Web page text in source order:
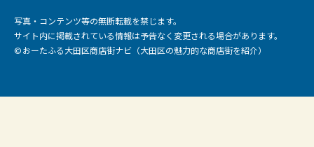
写真・コンテンツ等の無断転載を禁じます。
サイト内に掲載されている情報は予告なく変更される場合があります。
© おーたふる大田区商店街ナビ（大田区の魅力的な商店街を紹介）